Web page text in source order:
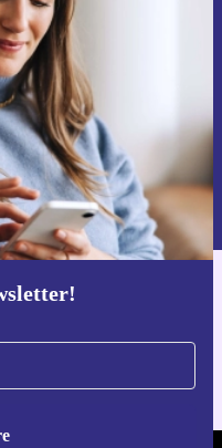
offre.
des données personnelles
refurbed